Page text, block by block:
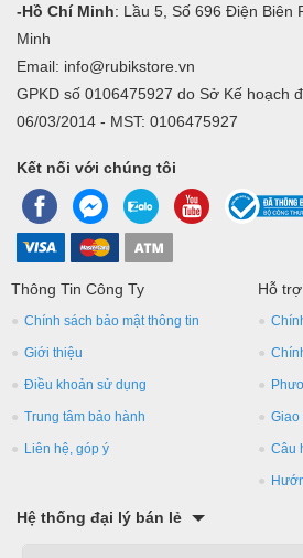
-Hồ Chí Minh: Lầu 5, Số 696 Điện Biên
Minh
Email: info@rubikstore.vn
GPKD số 0106475927 do Sở Kế hoạch
06/03/2014 - MST: 0106475927
Kết nối với chúng tôi
Thông Tin Công Ty
Chính sách bảo mật thông tin
Giới thiệu
Điều khoản sử dụng
Trung tâm bảo hành
Liên hệ, góp ý
Hỗ
Giao
Câu
Hệ thống đại lý bán lẻ